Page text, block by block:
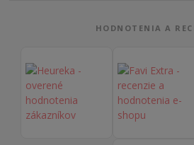
HODNOTENIA A